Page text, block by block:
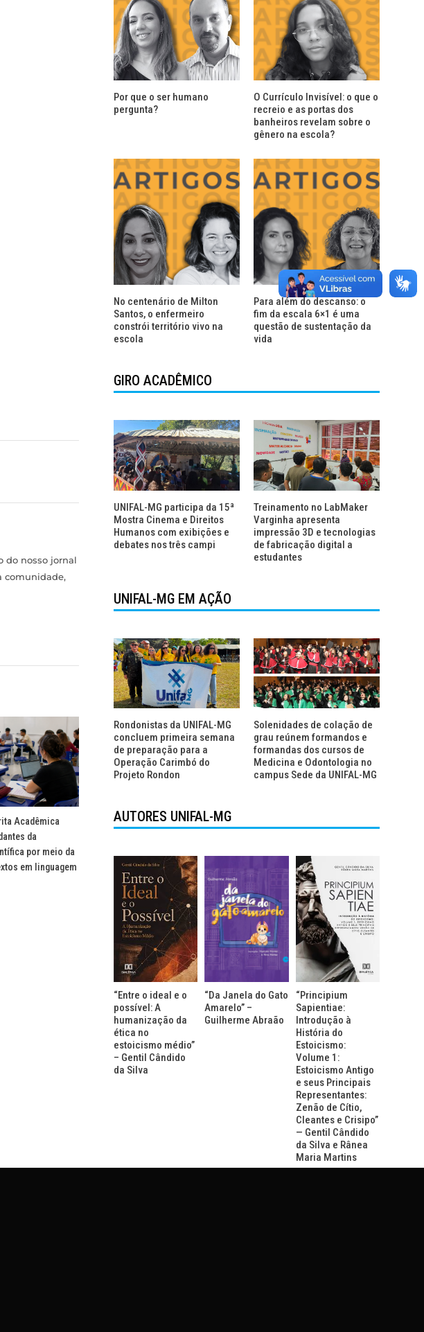
do nosso jornal
comunidade,
Acadêmica
da
por meio da
em linguagem
Por que o ser humano
pergunta?
O Currículo Invisível: o que o
recreio e as portas dos
banheiros revelam sobre o
gênero na escola?
No centenário de Milton
Santos, o enfermeiro
constrói território vivo na
escola
Para além do descanso: o
fim da escala 6×1 é uma
questão de sustentação da
vida
GIRO ACADÊMICO
UNIFAL-MG participa da 15ª
Mostra Cinema e Direitos
Humanos com exibições e
debates nos três campi
Treinamento no LabMaker
Varginha apresenta
impressão 3D e tecnologias
de fabricação digital a
estudantes
UNIFAL-MG EM AÇÃO
Rondonistas da UNIFAL-MG
concluem primeira semana
de preparação para a
Operação Carimbó do
Projeto Rondon
Solenidades de colação de
grau reúnem formandos e
formandas dos cursos de
Medicina e Odontologia no
campus Sede da UNIFAL-MG
AUTORES UNIFAL-MG
“Entre o ideal e o
possível: A
humanização da
ética no
estoicismo médio”
– Gentil Cândido
da Silva
“Da Janela do Gato
Amarelo” –
Guilherme Abraão
“Principium
Sapientiae:
Introdução à
História do
Estoicismo:
Volume 1:
Estoicismo Antigo
e seus Principais
Representantes:
Zenão de Cítio,
Cleantes e Crisipo”
— Gentil Cândido
da Silva e Rânea
Maria Martins